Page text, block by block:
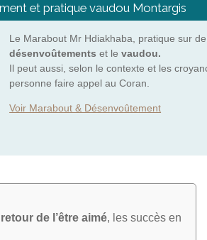
et pratique vaudou Montargis
Le Marabout Mr Hdiakhaba, pratique sur
désenvoûtements et levaudou.
Il peut aussi, selon le contexte et les
personne faire appel au Coran.
Voir Marabout & Désenvoûtement
retour de l’être aimé, les succès en